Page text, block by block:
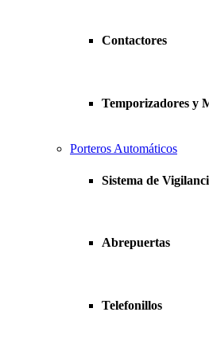
Contactores
Temporizadores y
Porteros Automáticos
Sistema de
Abrepuertas
Telefonillos